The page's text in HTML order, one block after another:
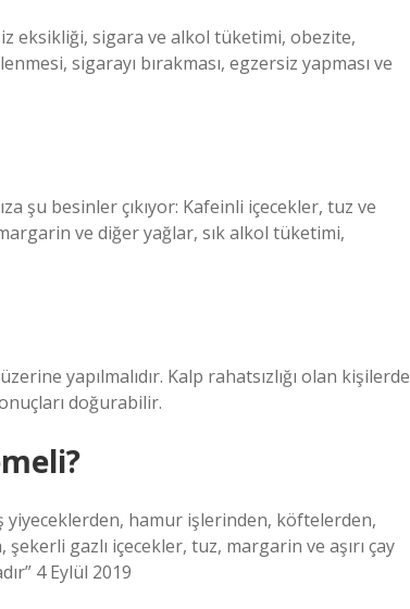
eksikliği, sigara ve alkol tüketimi, obezite,
sigarayı bırakması, egzersiz yapması ve
şu besinler çıkıyor: Kafeinli içecekler, tuz ve
ve diğer yağlar, sık alkol tüketimi,
yapılmalıdır. Kalp rahatsızlığı olan kişilerde
doğurabilir.
yiyeceklerden, hamur işlerinden, köftelerden,
şekerli gazlı içecekler, tuz, margarin ve aşırı çay
4 Eylül 2019